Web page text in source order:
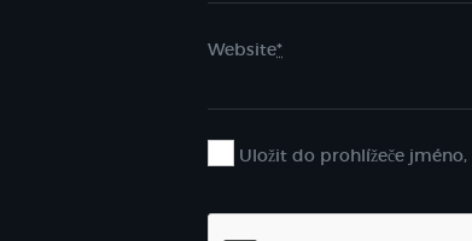
Website*
Uložit do prohlížeče